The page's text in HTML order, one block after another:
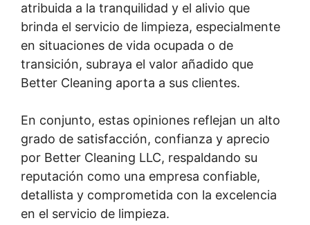
atribuida a la tranquilidad y el alivio que
brinda el servicio de limpieza, especialmente
en situaciones de vida ocupada o de
transición, subraya el valor añadido que
Better Cleaning aporta a sus clientes.
En conjunto, estas opiniones reflejan un alto
grado de satisfacción, confianza y aprecio
por Better Cleaning LLC, respaldando su
reputación como una empresa confiable,
detallista y comprometida con la excelencia
en el servicio de limpieza.